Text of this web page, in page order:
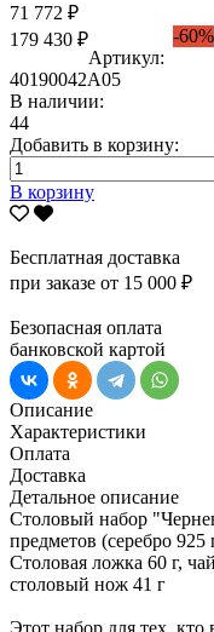
71 772 ₽
179 430 ₽
-60%
Артикул:
40190042А05
В наличии:
44
Добавить в корзину:
В корзину
Бесплатная доставка
при заказе от 15 000 ₽
Безопасная оплата
банковской картой
Описание
Характеристики
Оплата
Доставка
Детальное описание
Столовый набор
предметов (серебро
Столовая ложка 60 г,
столовый нож 41 г
Этот набор для тех,